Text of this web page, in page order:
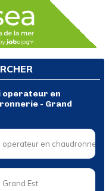
operateur en
- Grand